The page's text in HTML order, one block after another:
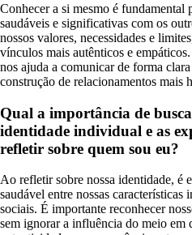
Conhecer a si mesmo é fundamental
saudáveis e significativas com os
nossos valores, necessidades e
vínculos mais autênticos e
nos ajuda a comunicar de forma
construção de relacionamentos mais
Qual a importância de
identidade individual e as
refletir sobre quem sou eu?
Ao refletir sobre nossa identidade, é
saudável entre nossas características
sociais. É importante reconhecer
sem ignorar a influência do meio em